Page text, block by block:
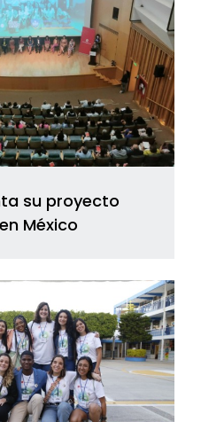
su proyecto
México